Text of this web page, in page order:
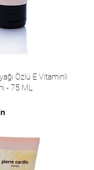
Özlü E Vitaminli
- 75 ML